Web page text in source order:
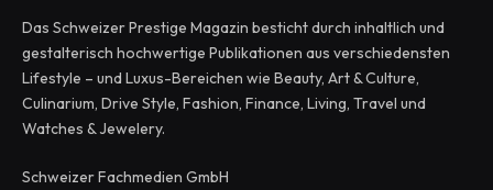
Das Schweizer Prestige Magazin besticht durch inhaltlich und
gestalterisch hochwertige Publikationen aus verschiedensten
Lifestyle – und Luxus-Bereichen wie Beauty, Art & Culture,
Culinarium, Drive Style, Fashion, Finance, Living, Travel und
Watches & Jewelery.
Schweizer Fachmedien GmbH